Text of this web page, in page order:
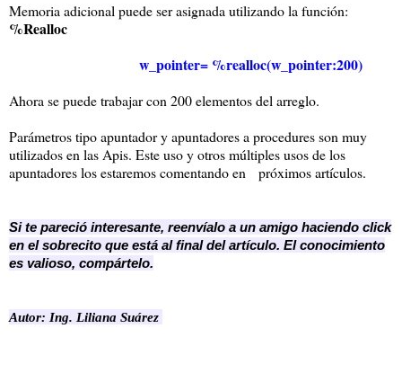
Memoria adicional puede ser asignada utilizando la función:
%Realloc
w_pointer= %realloc(w_pointer:200)
Ahora se puede trabajar con 200 elementos del arreglo.
Parámetros tipo apuntador y apuntadores a procedures son muy
utilizados en las Apis. Este uso y otros múltiples usos de los
apuntadores los estaremos comentando en próximos artículos.
Si te pareció interesante, reenvíalo a un amigo haciendo click
en el sobrecito que está al final del artículo. El conocimiento
es valioso, compártelo.
Autor: Ing. Liliana Suárez